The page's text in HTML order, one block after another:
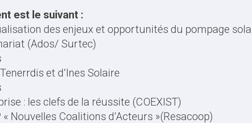
est le suivant :
des enjeux et opportunités du pompage
(Ados/ Surtec)
et d’Ines Solaire
: les clefs de la réussite (COEXIST)
« Nouvelles Coalitions d’Acteurs »(Resacoop)